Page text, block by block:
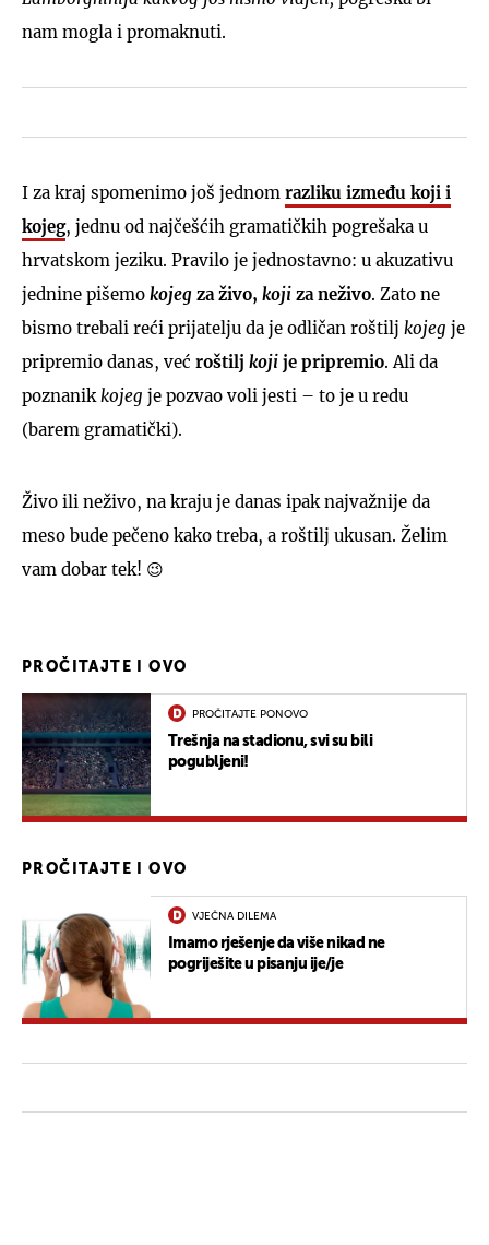
nam mogla i promaknuti.
I za kraj spomenimo još jednom razliku između koji i
kojeg, jednu od najčešćih gramatičkih pogrešaka u
hrvatskom jeziku. Pravilo je jednostavno: u akuzativu
jednine pišemo kojeg za živo, koji za neživo. Zato ne
bismo trebali reći prijatelju da je odličan roštilj kojeg je
pripremio danas, već roštilj koji je pripremio. Ali da
poznanik kojeg je pozvao voli jesti – to je u redu
(barem gramatički).
Živo ili neživo, na kraju je danas ipak najvažnije da
meso bude pečeno kako treba, a roštilj ukusan. Želim
vam dobar tek! 😉
PROČITAJTE I OVO
PROČITAJTE PONOVO
Trešnja na stadionu, svi su bili
pogubljeni!
PROČITAJTE I OVO
VJEČNA DILEMA
Imamo rješenje da više nikad ne
pogriješite u pisanju ije/je